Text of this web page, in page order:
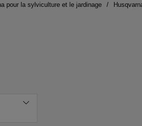
pour la sylviculture et le jardinage